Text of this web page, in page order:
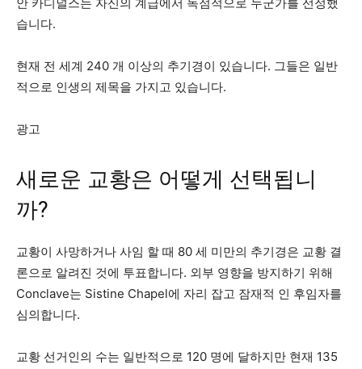
습니다.
현재 전 세계 240 개 이상의 추기경이 있습니다. 그들은 일반
적으로 인생의 제목을 가지고 있습니다.
광고
새로운 교황은 어떻게 선택됩니
까?
교황이 사망하거나 사임 할 때 80 세 미만의 추기경은 교황 결
론으로 ​​알려진 것에 투표합니다. 외부 영향을 방지하기 위해
Conclave는 Sistine Chapel에 자리 잡고 잠재적 인 후임자를
심의합니다.
교황 선거인의 수는 일반적으로 120 명에 달하지만 현재 135